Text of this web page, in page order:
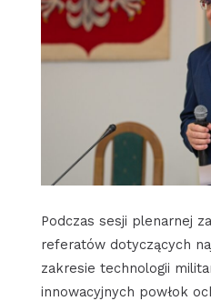
Podczas sesji plenarnej
referatów dotyczących
zakresie technologii
innowacyjnych powłok